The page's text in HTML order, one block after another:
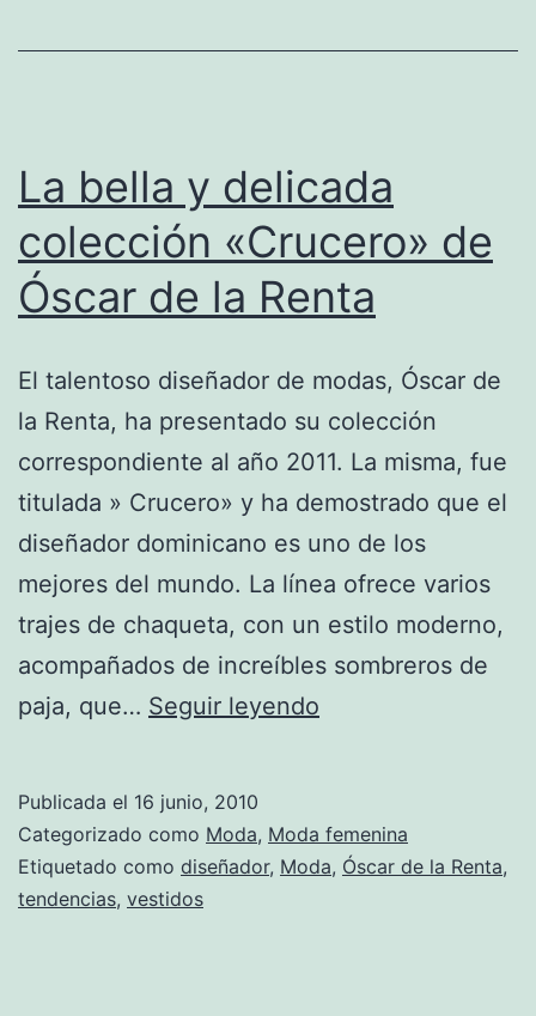
La bella y delicada
colección «Crucero» de
Óscar de la Renta
El talentoso diseñador de modas, Óscar de
la Renta, ha presentado su colección
correspondiente al año 2011. La misma, fue
titulada » Crucero» y ha demostrado que el
diseñador dominicano es uno de los
mejores del mundo. La línea ofrece varios
trajes de chaqueta, con un estilo moderno,
acompañados de increíbles sombreros de
paja, que… Seguir leyendo
delicada
colección
Publicada el 16 junio, 2010
Categorizado como Moda, Moda femenina
Etiquetado como diseñador, Moda, Óscar de la Renta,
tendencias, vestidos